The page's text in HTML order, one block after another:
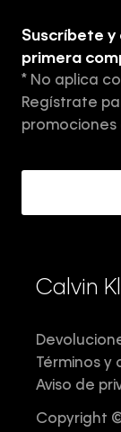
Tiendas
Aviso de
Términos y
Suscríbete y
primera
* No aplica
Regístrate
promociones
Calvin
Términos
Aviso de
Copyright